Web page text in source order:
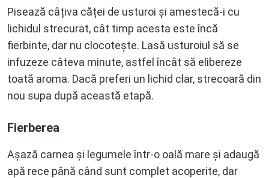
Pisează câțiva căței de usturoi și amestecă-i cu
lichidul strecurat, cât timp acesta este încă
fierbinte, dar nu clocotește. Lasă usturoiul să se
infuzeze câteva minute, astfel încât să elibereze
toată aroma. Dacă preferi un lichid clar, strecoară din
nou supa după această etapă.
Fierberea
Așază carnea și legumele într-o oală mare și adaugă
apă rece până când sunt complet acoperite, dar